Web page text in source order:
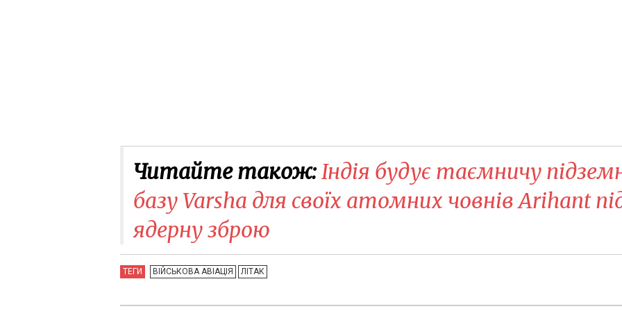
Читайте також:Індія будує таємничу
базу Varsha для своїх атомних човнів Arihant
ядерну зброю
ТЕГИ ВІЙСЬКОВА АВІАЦІЯ ЛІТАК